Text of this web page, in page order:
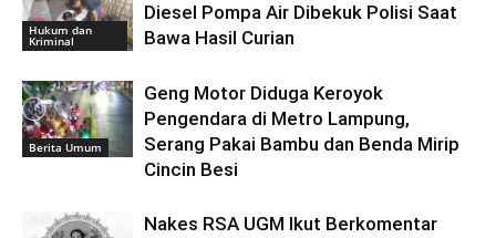
Hukum dan
Kriminal
Diesel Pompa Air Dibekuk Polisi Saat
Bawa Hasil Curian
Berita Umum
Geng Motor Diduga Keroyok
Pengendara di Metro Lampung,
Serang Pakai Bambu dan Benda Mirip
Cincin Besi
Nakes RSA UGM Ikut Berkomentar